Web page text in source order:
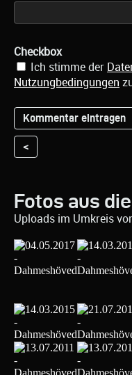
Checkbox
Ich stimme der
Nutzungbedingungen
<
Fotos aus
Uploads im Umkreis